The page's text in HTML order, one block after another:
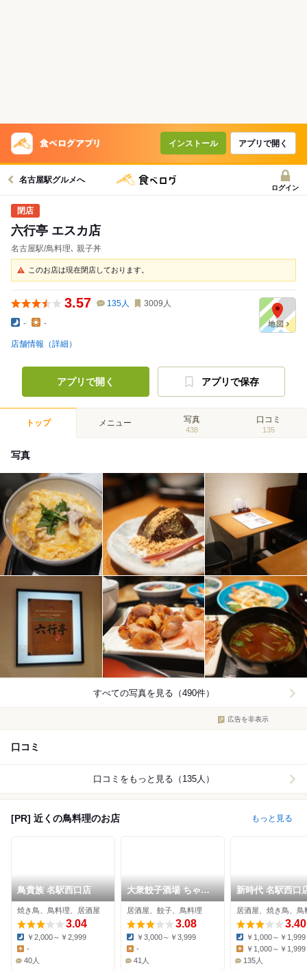
インストール アプリで開く
名古屋駅グルメへ
ログイン
六行亭 エスカ店
名古屋駅/鳥料理､ 親子丼
このお店は現在閉店しております。
3.57 135人 3009 人
- -
店舗情報（詳細）
アプリで開く アプリで保存
トップ メニュー 写真
438
口コミ
135
写真
すべての写真を見る（490件）
広告を非表示
口コミ
口コミをもっと見る（135人）
[PR] 近くの鳥料理のお店 もっと見る
鳥貴族 名駅西口店
焼き鳥、鳥料理、居酒屋
3.04
Dinner:
￥2,000～￥2,999
Lunch:
-
40人
大衆餃子酒場 ちゃお
まる。
居酒屋、餃子、鳥料理
3.08
Dinner:
￥3,000～￥3,999
Lunch:
-
41人
新時代 名駅西口
居酒屋、焼き鳥、鳥
3.40
Dinner:
￥1,000～￥1,999
￥1,000～￥1,999
135人